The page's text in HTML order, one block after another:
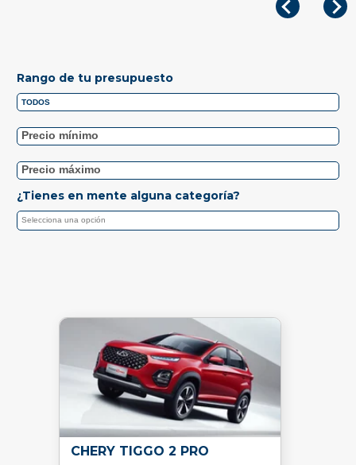
Rango de tu presupuesto
¿Tienes en mente alguna categoría?
CHERY TIGGO 2 PRO